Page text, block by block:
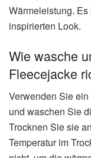
Wärmeleistung.
inspirierten Look.
Wie wasche
Fleecejacke
Verwenden Sie
und waschen Sie
Trocknen Sie sie
Temperatur im